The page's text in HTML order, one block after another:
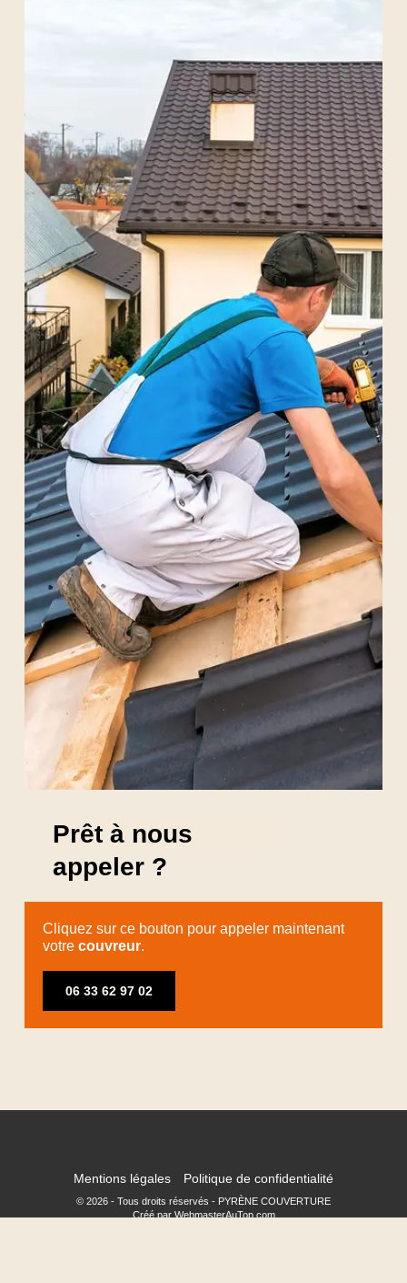
Prêt à nous
appeler ?
Cliquez sur ce bouton pour appeler maintenant
votre couvreur.
06 33 62 97 02
Mentions légales Politique de confidentialité
© 2026 - Tous droits réservés - PYRÈNE COUVERTURE
Créé par WebmasterAuTop.com